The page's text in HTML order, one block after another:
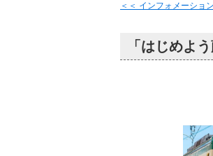
＜＜ インフォメーショ
「はじめよ